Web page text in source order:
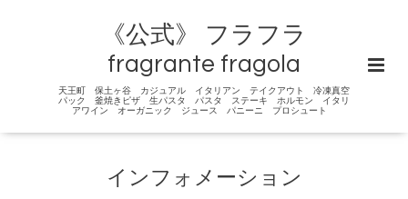
《公式》 フラフラ
fragrante fragola
天王町 保土ヶ谷 カジュアル イタリアン テイクアウト 冷凍真空
パック 釜焼きピザ 生パスタ パスタ ステーキ ホルモン イタリ
アワイン オーガニック ジュース パニーニ プロシュート
インフォメーション